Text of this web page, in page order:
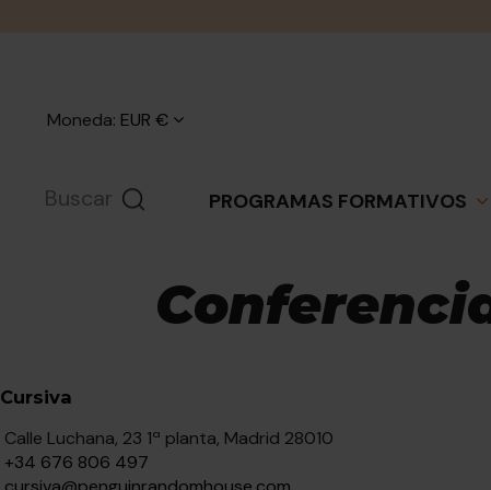
Moneda: EUR €
PROGRAMAS FORMATIVOS
Cursiva
Calle Luchana, 23 1ª planta, Madrid 28010
+34 676 806 497